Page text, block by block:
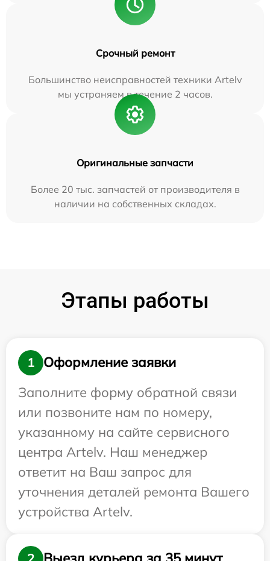
Срочный ремонт
Большинство неисправностей техники Artelv
мы устраняем в течение 2 часов.
Оригинальные запчасти
Более 20 тыс. запчастей от производителя в
наличии на собственных складах.
Этапы работы
1
Оформление заявки
Заполните форму обратной связи
или позвоните нам по номеру,
указанному на сайте сервисного
центра Artelv. Наш менеджер
ответит на Ваш запрос для
уточнения деталей ремонта Вашего
устройства Artelv.